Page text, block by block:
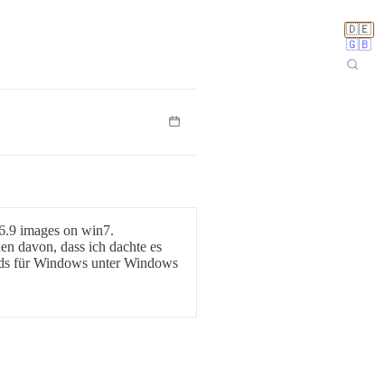
🇩🇪
🇬🇧
images on win7.
davon, dass ich dachte es
für Windows unter Windows